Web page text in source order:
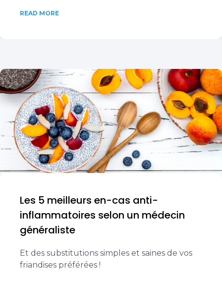
READ MORE
Les 5 meilleurs en-cas anti-
inflammatoires selon un médecin
généraliste
Et des substitutions simples et saines de vos
friandises préférées !